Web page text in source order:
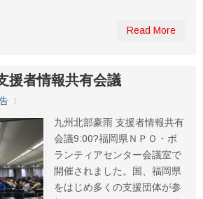
Read More
援者情報共有会議
九州北部豪雨 支援者情報共有
会議9:00?福岡県ＮＰＯ・ボ
ランティアセンター会議室で
開催されました。国、福岡県
をはじめ多くの支援団体が参